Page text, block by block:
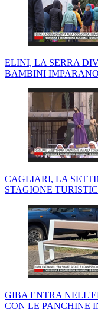
ELINI, LA SERRA
BAMBINI
CAGLIARI, LA
STAGIONE
GIBA ENTRA
CON LE PANCHINE